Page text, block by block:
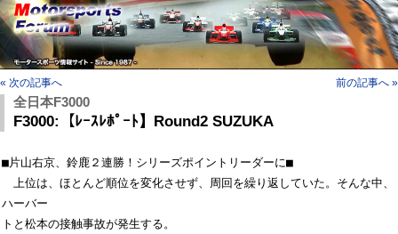
« 次の記事へ 前の記事へ »
全日本F3000
F3000:【ﾚｰｽﾚﾎﾟｰﾄ】Round2 SUZUKA
■片山右京、鈴鹿２連勝！シリーズポイントリーダーに■
上位は、ほとんど順位を変化させず、周回を繰り返していた。そんな中、
ハーバー
トと松本の接触事故が発生する。